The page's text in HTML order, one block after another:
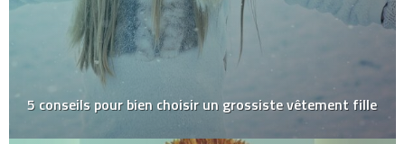
5 conseils pour bien choisir un grossiste vêtement fille